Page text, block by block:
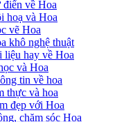
điển về Hoa
hoạ và Hoa
vẽ Hoa
khô nghệ thuật
liệu hay về Hoa
và Hoa
tin về hoa
thực và hoa
đẹp với Hoa
chăm sóc Hoa